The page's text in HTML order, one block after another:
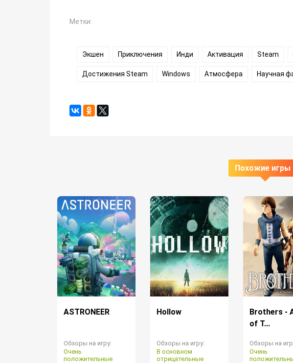
Метки:
Экшен Приключения Инди Активация Steam
Достижения Steam Windows Атмосфера Научная
Похожие игры
ASTRONEER
Обзоры на игру:
Очень
положительные
Hollow
Обзоры на игру:
В основном
отрицательные
Brothers -
of T...
Обзоры на
Очень